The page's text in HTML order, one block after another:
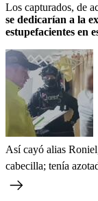
Los capturados, de
se dedicarían a la
estupefacientes en
Así cayó alias
cabecilla; tenía